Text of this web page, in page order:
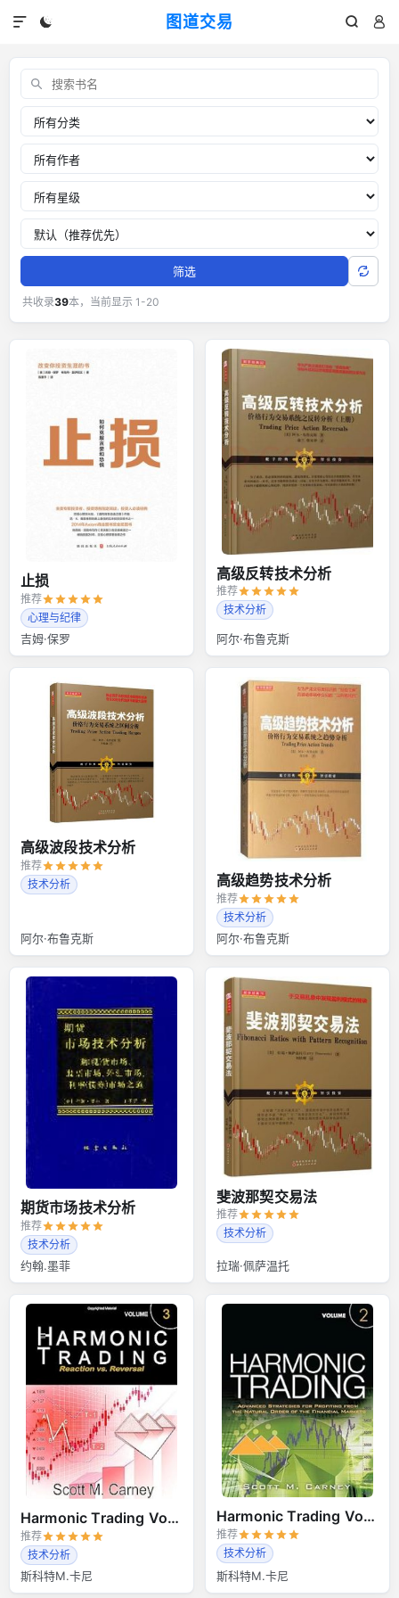
图道交易
  

交易书单：外汇黄金交易经典书籍
关键词
分类
作者
推荐星级
排序
筛选
共收录39本，当前显示 1-20
止损
推荐
心理与纪律
吉姆·保罗
高级反转技术分析
推荐
技术分析
阿尔·布鲁克斯
高级波段技术分析
推荐
技术分析
阿尔·布鲁克斯
高级趋势技术分析
推荐
技术分析
阿尔·布鲁克斯
期货市场技术分析
推荐
技术分析
约翰.墨菲
斐波那契交易法
推荐
技术分析
拉瑞·佩萨温托
Harmonic Trading Volume 3
推荐
技术分析
斯科特M.卡尼
Harmonic Trading Volume 2
推荐
技术分析
斯科特M.卡尼